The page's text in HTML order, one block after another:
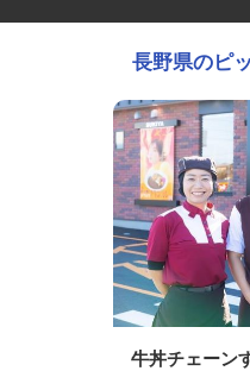
長野県のピ
牛丼チェーン